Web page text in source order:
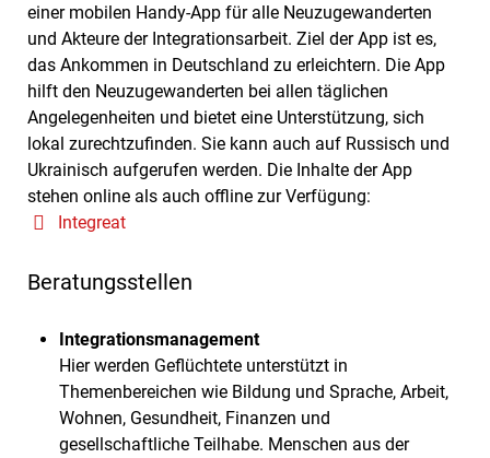
einer mobilen Handy-App für alle Neuzugewanderten
und Akteure der Integrationsarbeit. Ziel der App ist es,
das Ankommen in Deutschland zu erleichtern. Die App
hilft den Neuzugewanderten bei allen täglichen
Angelegenheiten und bietet eine Unterstützung, sich
lokal zurechtzufinden. Sie kann auch auf Russisch und
Ukrainisch aufgerufen werden. Die Inhalte der App
stehen online als auch offline zur Verfügung:
Integreat
Beratungsstellen
Integrationsmanagement
Hier werden Geflüchtete unterstützt in
Themenbereichen wie Bildung und Sprache, Arbeit,
Wohnen, Gesundheit, Finanzen und
gesellschaftliche Teilhabe. Menschen aus der